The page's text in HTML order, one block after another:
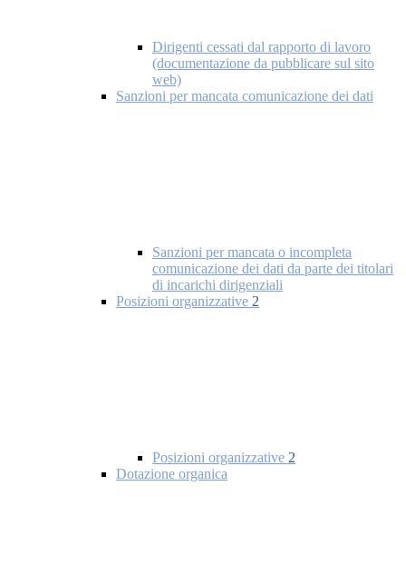
Dirigenti cessati dal rapporto di lavoro
(documentazione da pubblicare sul sito
web)
Sanzioni per mancata comunicazione dei dati
Sanzioni per mancata o incompleta
comunicazione dei dati da parte dei titolari
di incarichi dirigenziali
Posizioni organizzative 2
Posizioni organizzative 2
Dotazione organica